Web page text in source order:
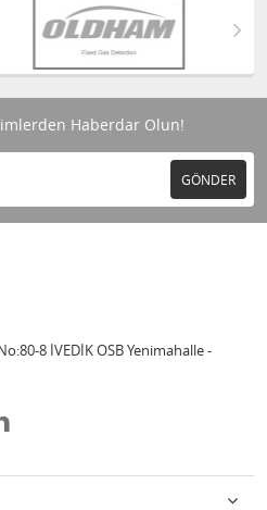
Haberdar Olun!
GÖNDER
8 İVEDİK OSB Yenimahalle -